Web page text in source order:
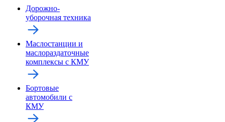
Дорожно-
уборочная техника
Маслостанции и
маслораздаточные
комплексы с КМУ
Бортовые
автомобили с
КМУ